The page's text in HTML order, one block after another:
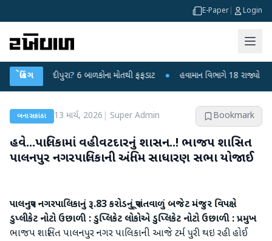
E-Paper Login
બ્રેકિંગ
ચાંદીપુરા? 6 બાળકોના મોતથી ફફડાટ ● હવામાન વિભાગે 18 રાજ્યો માટે ભારે
બનાસકાંઠા 13 માર્ચ, 2026 Super Admin Bookmark
હવે...પાલિકામાં વહીવટદારનું શાસન..! ભાજપ શાસિત
પાલનપુર નગરપાલિકાની અંતિમ સાધારણ સભા યોજાઈ
પાલનપુર નગરપાલિકાનું રૂ.83 કરોડનું પૂરાંતવાળું બજેટ મંજુર વિપક્ષે
ડુપ્લીકેટ નોટો ઉછાળી : ડુપ્લિકેટ લોકોએ ડુપ્લિકેટ નોટો ઉછાળી : પ્રમુખ
ભાજપ શાસિત પાલનપુર નગર પાલિકાની આજે ટર્મ પુરી થઇ રહી હોઈ